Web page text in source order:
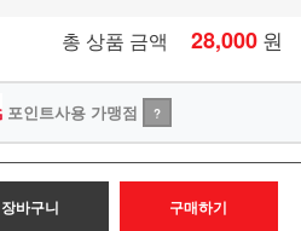
총 상품 금액 28,000 원
포인트사용 가맹점 ?
장바구니 구매하기